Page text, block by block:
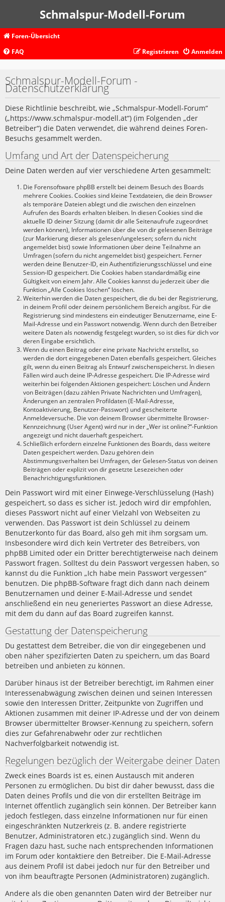
Schmalspur-Modell-Forum
Foren-Übersicht
FAQ
Anmelden
Registrieren
Schmalspur-Modell-Forum -
Datenschutzerklärung
Diese Richtlinie beschreibt, wie „Schmalspur-Modell-Forum“
(„https://www.schmalspur-modell.at“) (im Folgenden „der
Betreiber“) die Daten verwendet, die während deines Foren-
Besuchs gesammelt werden.
Umfang und Art der Datenspeicherung
Deine Daten werden auf vier verschiedene Arten gesammelt:
Die Forensoftware phpBB erstellt bei deinem Besuch des Boards
mehrere Cookies. Cookies sind kleine Textdateien, die dein Browser
als temporäre Dateien ablegt und die zwischen den einzelnen
Aufrufen des Boards erhalten bleiben. In diesen Cookies sind die
aktuelle ID deiner Sitzung (damit dir alle Seitenaufrufe zugeordnet
werden können), Informationen über die von dir gelesenen Beiträge
(zur Markierung dieser als gelesen/ungelesen; sofern du nicht
angemeldet bist) sowie Informationen über deine Teilnahme an
Umfragen (sofern du nicht angemeldet bist) gespeichert. Ferner
werden deine Benutzer-ID, ein Authentifizierungsschlüssel und eine
Session-ID gespeichert. Die Cookies haben standardmäßig eine
Gültigkeit von einem Jahr. Alle Cookies kannst du jederzeit über die
Funktion „Alle Cookies löschen“ löschen.
Weiterhin werden die Daten gespeichert, die du bei der Registrierung,
in deinem Profil oder deinem persönlichem Bereich angibst. Für die
Registrierung sind mindestens ein eindeutiger Benutzername, eine E-
Mail-Adresse und ein Passwort notwendig. Wenn durch den Betreiber
weitere Daten als notwendig festgelegt wurden, so ist dies für dich vor
deren Eingabe ersichtlich.
Wenn du einen Beitrag oder eine private Nachricht erstellst, so
werden die dort eingegebenen Daten ebenfalls gespeichert. Gleiches
gilt, wenn du einen Beitrag als Entwurf zwischenspeicherst. In diesen
Fällen wird auch deine IP-Adresse gespeichert. Die IP-Adresse wird
weiterhin bei folgenden Aktionen gespeichert: Löschen und Ändern
von Beiträgen (dazu zählen Private Nachrichten und Umfragen),
Änderungen an zentralen Profildaten (E-Mail-Adresse,
Kontoaktivierung, Benutzer-Passwort) und gescheiterte
Anmeldeversuche. Die von deinem Browser übermittelte Browser-
Kennzeichnung (User Agent) wird nur in der „Wer ist online?“-Funktion
angezeigt und nicht dauerhaft gespeichert.
Schließlich erfordern einzelne Funktionen des Boards, dass weitere
Daten gespeichert werden. Dazu gehören dein
Abstimmungsverhalten bei Umfragen, der Gelesen-Status von deinen
Beiträgen oder explizit von dir gesetzte Lesezeichen oder
Benachrichtigungsfunktionen.
Dein Passwort wird mit einer Einwege-Verschlüsselung (Hash)
gespeichert, so dass es sicher ist. Jedoch wird dir empfohlen,
dieses Passwort nicht auf einer Vielzahl von Webseiten zu
verwenden. Das Passwort ist dein Schlüssel zu deinem
Benutzerkonto für das Board, also geh mit ihm sorgsam um.
Insbesondere wird dich kein Vertreter des Betreibers, von
phpBB Limited oder ein Dritter berechtigterweise nach deinem
Passwort fragen. Solltest du dein Passwort vergessen haben, so
kannst du die Funktion „Ich habe mein Passwort vergessen“
benutzen. Die phpBB-Software fragt dich dann nach deinem
Benutzernamen und deiner E-Mail-Adresse und sendet
anschließend ein neu generiertes Passwort an diese Adresse,
mit dem du dann auf das Board zugreifen kannst.
Gestattung der Datenspeicherung
Du gestattest dem Betreiber, die von dir eingegebenen und
oben näher spezifizierten Daten zu speichern, um das Board
betreiben und anbieten zu können.
Darüber hinaus ist der Betreiber berechtigt, im Rahmen einer
Interessenabwägung zwischen deinen und seinen Interessen
sowie den Interessen Dritter, Zeitpunkte von Zugriffen und
Aktionen zusammen mit deiner IP-Adresse und der von deinem
Browser übermittelter Browser-Kennung zu speichern, sofern
dies zur Gefahrenabwehr oder zur rechtlichen
Nachverfolgbarkeit notwendig ist.
Regelungen bezüglich der Weitergabe deiner Daten
Zweck eines Boards ist es, einen Austausch mit anderen
Personen zu ermöglichen. Du bist dir daher bewusst, dass die
Daten deines Profils und die von dir erstellten Beiträge im
Internet öffentlich zugänglich sein können. Der Betreiber kann
jedoch festlegen, dass einzelne Informationen nur für einen
eingeschränkten Nutzerkreis (z. B. andere registrierte
Benutzer, Administratoren etc.) zugänglich sind. Wenn du
Fragen dazu hast, suche nach entsprechenden Informationen
im Forum oder kontaktiere den Betreiber. Die E-Mail-Adresse
aus deinem Profil ist dabei jedoch nur für den Betreiber und
von ihm beauftragte Personen (Administratoren) zugänglich.
Andere als die oben genannten Daten wird der Betreiber nur